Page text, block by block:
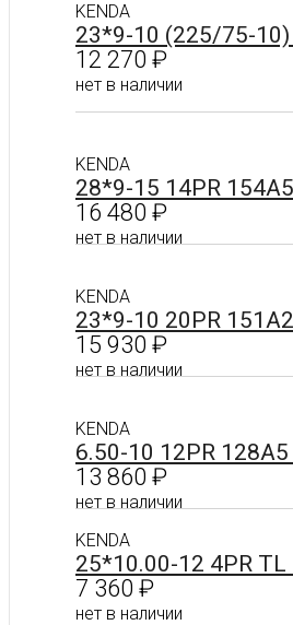
Подробнее
KENDA
23*9-10 (225/75-10)
12 270 ₽
нет в наличии
KENDA
28*9-15 14PR
16 480 ₽
нет в наличии
Подробнее
KENDA
23*9-10 20PR
15 930 ₽
нет в наличии
Подробнее
KENDA
6.50-10 12PR
13 860 ₽
нет в наличии
Подробнее
KENDA
25*10.00-12 4PR TL
7 360 ₽
нет в наличии